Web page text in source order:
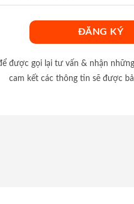
được gọi lại tư vấn & nhận
cam kết các thông tin sẽ được